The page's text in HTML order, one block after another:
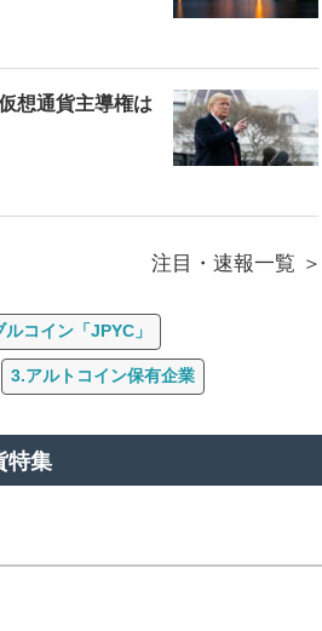
想通貨主導権は
注目・速報一覧
コイン「JPYC」
3.アルトコイン保有企業
特集